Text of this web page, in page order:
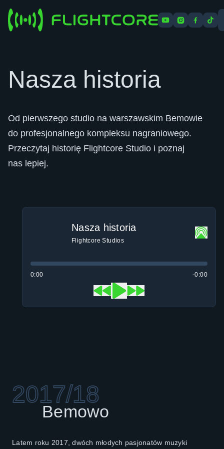
CennikOferta ArtykułyO nas Kontakt
Nasza historia
Od pierwszego studio na warszawskim Bemowie
do profesjonalnego kompleksu nagraniowego.
Przeczytaj historię Flightcore Studio i poznaj
nas lepiej.
Nasza historia
Flightcore Studios
0:00 -0:00
2017/18
Bemowo
Latem roku 2017, dwóch młodych pasjonatów muzyki